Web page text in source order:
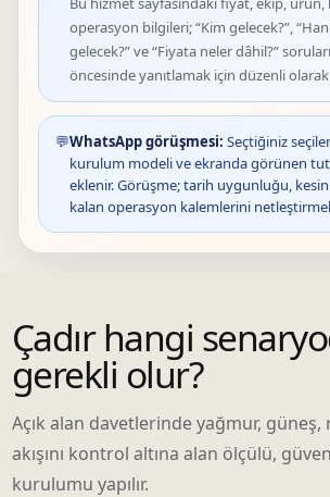
operasyon bilgileri; “Kim gelecek?”,
gelecek?” ve “Fiyata neler dâhil?”
öncesinde yanıtlamak için düzenli
💬WhatsApp görüşmesi: Seçtiğiniz
kurulum modeli ve ekranda görünen
eklenir. Görüşme; tarih uygunluğu, kesin
kalan operasyon kalemlerini
Çadır hangi
gerekli olur?
Açık alan davetlerinde yağmur,
akışını kontrol altına alan ölçülü,
kurulumu yapılır.